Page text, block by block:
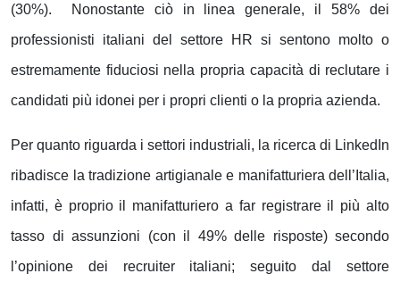
(30%). Nonostante ciò in linea generale, il 58% dei
professionisti italiani del settore HR si sentono molto o
estremamente fiduciosi nella propria capacità di reclutare i
candidati più idonei per i propri clienti o la propria azienda.
Per quanto riguarda i settori industriali, la ricerca di LinkedIn
ribadisce la tradizione artigianale e manifatturiera dell’Italia,
infatti, è proprio il manifatturiero a far registrare il più alto
tasso di assunzioni (con il 49% delle risposte) secondo
l’opinione dei recruiter italiani; seguito dal settore